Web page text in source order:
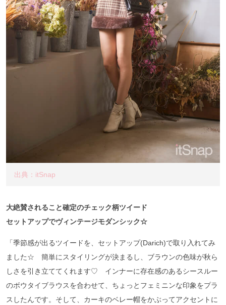
出典：itSnap
大絶賛されること確定のチェック柄ツイード
セットアップでヴィンテージモダンシック☆
「季節感が出るツイードを、セットアップ(Darich)で取り入れてみ
ました☆ 簡単にスタイリングが決まるし、ブラウンの色味が秋ら
しさを引き立ててくれます♡ インナーに存在感のあるシースルー
のボウタイブラウスを合わせて、ちょっとフェミニンな印象をプラ
スしたんです。そして、カーキのベレー帽をかぶってアクセントに